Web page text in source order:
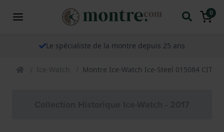
0
Le spécialiste de la montre depuis 25 ans
Ice-Watch Montre Ice-Watch Ice-Steel 015084 CITY